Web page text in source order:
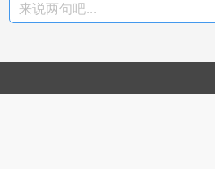
来说两句吧...